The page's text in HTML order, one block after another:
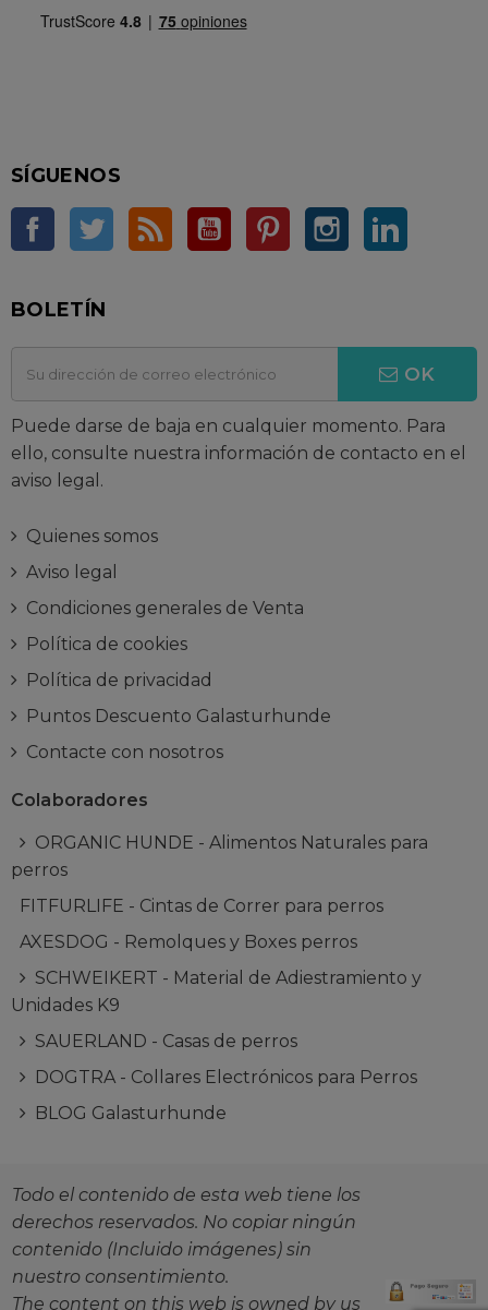
SÍGUENOS
FacebookTwitter Rss YouTubePinterestInstagram
BOLETÍN
OK
Puede darse de baja en cualquier momento. Para
ello, consulte nuestra información de contacto en el
aviso legal.
Quienes somos
Aviso legal
Condiciones generales de Venta
Política de cookies
Política de privacidad
Puntos Descuento Galasturhunde
Contacte con nosotros
Colaboradores
ORGANIC HUNDE - Alimentos Naturales para
perros
FITFURLIFE - Cintas de Correr para perros
AXESDOG - Remolques y Boxes perros
SCHWEIKERT - Material de Adiestramiento y
Unidades K9
SAUERLAND - Casas de perros
DOGTRA - Collares Electrónicos para Perros
BLOG Galasturhunde
Todo el contenido de esta web tiene los
derechos reservados. No copiar ningún
contenido (Incluido imágenes) sin
nuestro consentimiento.
The content on this web is owned by us